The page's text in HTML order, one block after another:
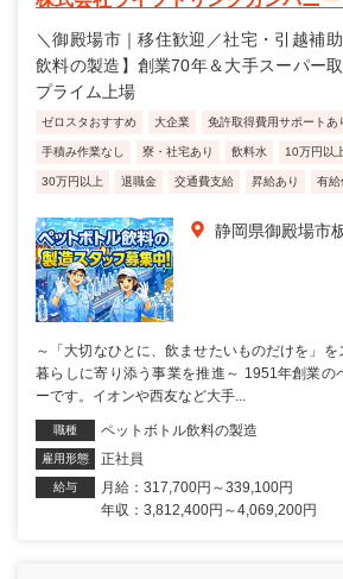
＼御殿場市｜移住歓迎／社宅・引越補
飲料の製造】創業70年＆大手スーパー
プライム上場
ゼロスタおすすめ 大企業 免許取得費用サポートあ
手積み作業なし 寮・社宅あり 飲料水 10万円以
30万円以上 退職金 交通費支給 昇給あり 有給
静岡県御殿場市
～「大切なひとに、飲ませたいものだけを」
暮らしに寄り添う事業を推進～ 1951年創業の
ーです。イオンや西友など大手...
職種 ペットボトル飲料の製造
雇用形態 正社員
給与
月給：317,700円～339,100円
年収：3,812,400円～4,069,200円